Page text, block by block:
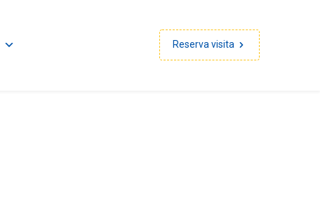
Reserva visita